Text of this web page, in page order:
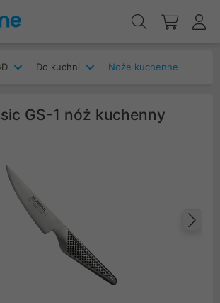
Do kuchni Noże kuchenne
GS-1 nóż kuchenny